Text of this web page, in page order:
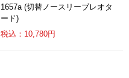
1657a (切替ノースリーブレオタ
ード)
税込：10,780円